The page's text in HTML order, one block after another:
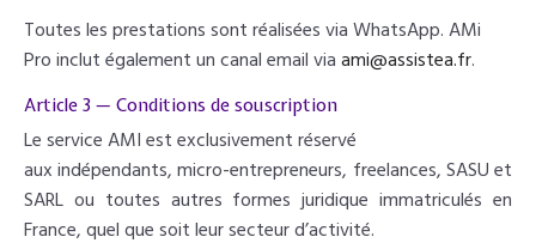
Toutes les prestations sont réalisées via WhatsApp. AMi
Pro inclut également un canal email viaami@assistea.fr.
Article 3 — Conditions de souscription
Le service AMI est exclusivement réservé
aux indépendants, micro-entrepreneurs, freelances, SASU et
SARL ou toutes autres formes juridique immatriculés en
France, quel que soit leur secteur d’activité.